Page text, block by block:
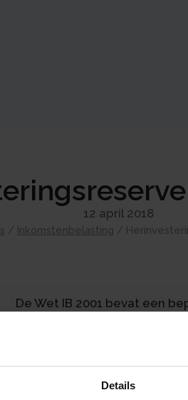
Details
12 april 2018
/ Inkomstenbelasting /
De Wet IB 2001 bevat een
vermogensbestanddelen
buitenland belasting wordt
eindafrekeningsbepaling.
genomen voordelen uit